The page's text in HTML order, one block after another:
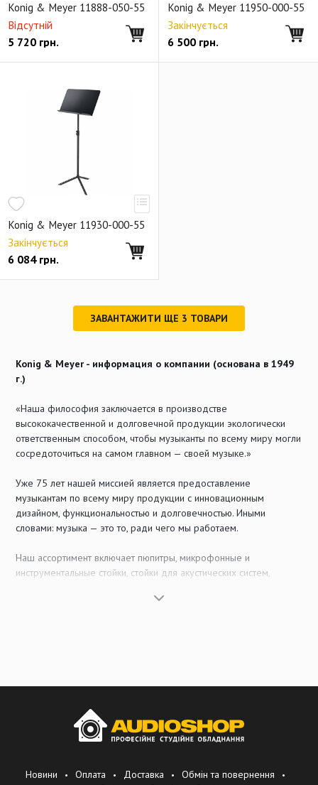
Konig & Meyer 11888-050-55
Відсутній
5 720 грн.
Konig & Meyer 11950-000-55
Закінчується
6 500 грн.
Konig & Meyer 11930-000-55
Закінчується
6 084грн.
ЗАВАНТАЖИТИ ЩЕ 3 ТОВАРИ
Konig & Meyer - информация о компании (основана в 1949
г.)
«Наша философия заключается в производстве
высококачественной и долговечной продукции экологически
ответственным способом, чтобы музыканты по всему миру могли
сосредоточиться на самом главном — своей музыке.»
Уже 75 лет нашей миссией является предоставление
музыкантам по всему миру продукции с инновационным
дизайном, функциональностью и долговечностью. Иными
словами: музыка — это то, ради чего мы работаем.
Наш ассортимент включает пюпитры, микрофонные и
инструментальные стойки, стойки для акустических систем,
светового, звукового и студийного оборудования. Мы открыты
От Вертхайма к мировому рынку — такова наша философия: в
соответствии с нашими стандартами качества практически все
металлические и пластиковые компоненты нашей продукции
подход и качественную продукцию, но и как обучение, развитие
Новини Оплата Доставка
Обмін та повернення